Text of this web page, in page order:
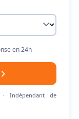
en 24h
· Indépendant de